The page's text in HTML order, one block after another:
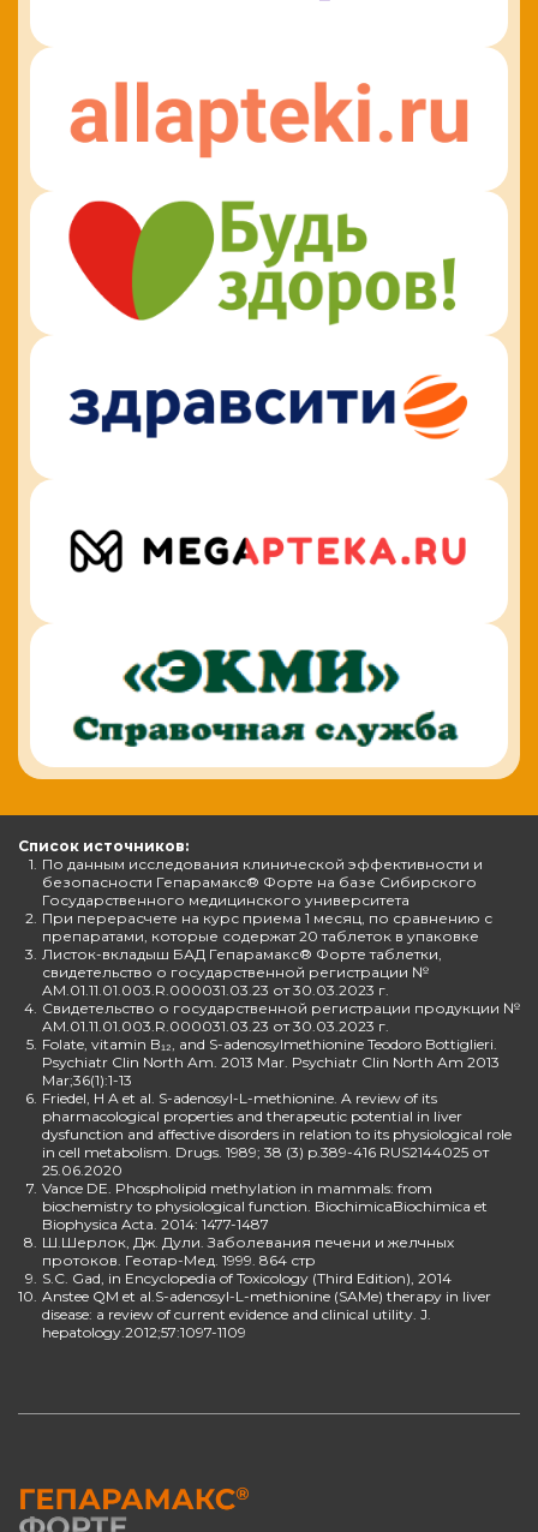
Список источников:
1. По данным исследования клинической эффективности и
безопасности Гепарамакс® Форте на базе Сибирского
Государственного медицинского университета
2. При перерасчете на курс приема 1 месяц, по сравнению с
препаратами, которые содержат 20 таблеток в упаковке
3. Листок-вкладыш БАД Гепарамакс® Форте таблетки,
свидетельство о государственной регистрации №
AM.01.11.01.003.R.000031.03.23 от 30.03.2023 г.
4. Свидетельство о государственной регистрации продукции №
AM.01.11.01.003.R.000031.03.23 от 30.03.2023 г.
5. Folate, vitamin B₁₂, and S-adenosylmethionine Teodoro Bottiglieri.
Psychiatr Clin North Am. 2013 Mar. Psychiatr Clin North Am 2013
Mar;36(1):1-13
6. Friedel, H A et al. S-adenosyl-L-methionine. A review of its
pharmacological properties and therapeutic potential in liver
dysfunction and affective disorders in relation to its physiological role
in cell metabolism. Drugs. 1989; 38 (3) p.389-416 RUS2144025 от
25.06.2020
7. Vance DE. Phospholipid methylation in mammals: from
biochemistry to physiological function. BiochimicaBiochimica et
Biophysica Acta. 2014: 1477-1487
8. Ш.Шерлок, Дж. Дули. Заболевания печени и желчных
протоков. Геотар-Мед. 1999. 864 стр
9. S.C. Gad, in Encyclopedia of Toxicology (Third Edition), 2014
10. Anstee QM et al.S-adenosyl-L-methionine (SAMe) therapy in liver
disease: a review of current evidence and clinical utility. J.
hepatology.2012;57:1097-1109